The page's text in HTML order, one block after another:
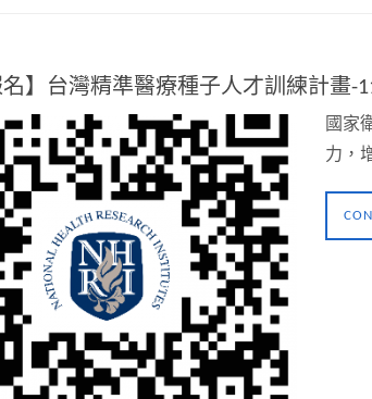
名】台灣精準醫療種子人才訓練計畫-
國家
力，